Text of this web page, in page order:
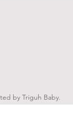
by Triguh Baby.